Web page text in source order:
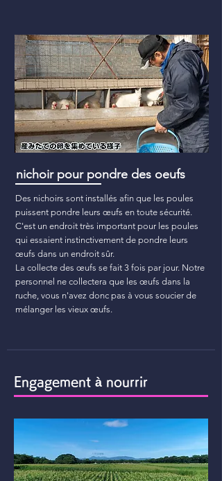
nichoir pour pondre des oeufs
Des nichoirs sont installés afin que les poules
puissent pondre leurs œufs en toute sécurité.
C'est un endroit très important pour les poules
qui essaient instinctivement de pondre leurs
œufs dans un endroit sûr.
La collecte des œufs se fait 3 fois par jour. Notre
personnel ne collectera que les œufs dans la
ruche, vous n'avez donc pas à vous soucier de
mélanger les vieux œufs.
Engagement à nourrir